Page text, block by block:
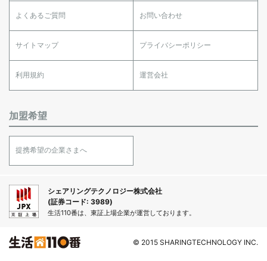
よくあるご質問 お問い合わせ
サイトマップ プライバシーポリシー
利用規約 運営会社
加盟希望
提携希望の企業さまへ
シェアリングテクノロジー株式会社
(証券コード: 3989)
生活110番は、東証上場企業が運営しております。
© 2015 SHARINGTECHNOLOGY INC.